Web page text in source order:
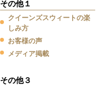
その他１
クイーンズスウィートの楽
しみ方
お客様の声
メディア掲載
その他３